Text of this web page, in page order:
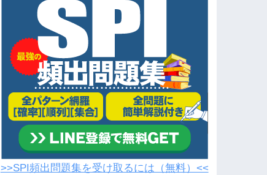
>>SPI頻出問題集を受け取るには（無料）<<